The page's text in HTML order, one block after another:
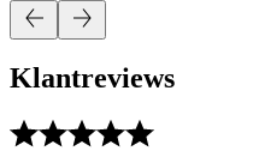
Klantreviews